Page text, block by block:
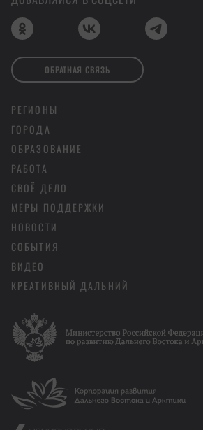
РЕГИОНЫ
ГОРОДА
ОБРАЗОВАНИЕ
РАБОТА
СВОЁ ДЕЛО
МЕРЫ ПОДДЕРЖКИ
НОВОСТИ
СОБЫТИЯ
ВИДЕО
КРЕАТИВНЫЙ ДАЛЬНИЙ
ОБРАТНАЯ СВЯЗЬ